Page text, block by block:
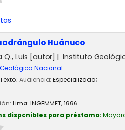
Huánuco
Luis [autor] Instituto
Geológica Nacional
Texto; Audiencia: Especializado;
Lima: INGEMMET,1996
disponibles para préstamo: